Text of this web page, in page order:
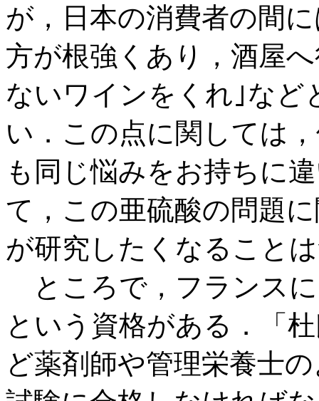
が，日本の消費者の間
方が根強くあり，酒屋
ないワインをくれ｣など
い．この点に関しては
も同じ悩みをお持ちに
て，この亜硫酸の問題
が研究したくなること
ところで，フランスに
という資格がある．「
ど薬剤師や管理栄養士